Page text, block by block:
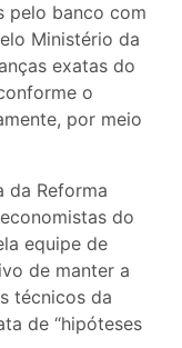
pelo banco com
Ministério da
exatas do
o
por meio
da Reforma
do
equipe de
de manter a
técnicos da
de “hipóteses